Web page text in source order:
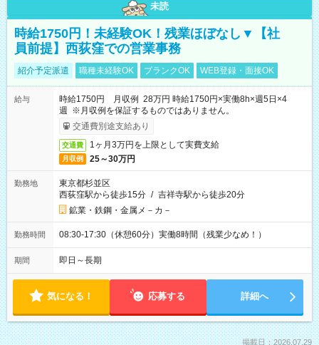
未読
時給1750円！未経験OK！残業ほぼなし▼【社
員前提】西荻窪での営業事務
紹介予定派遣 職種未経験OK ブランクOK WEB登録・面接OK
給与
時給1750円 月収例 28万円 時給1750円×実働8h×週5日×4
週 ※月収例を保証するものではありません。
交通費別途支給あり
交通費 1ヶ月3万円を上限として実費支給
月収例 25～30万円
勤務地
東京都杉並区
西荻窪駅から徒歩15分 / 吉祥寺駅から徒歩20分
鉱業・鉄鋼・金属メ－カ－
勤務時間 08:30-17:30（休憩60分）実働8時間（残業少なめ！）
期間 即日～長期
気になる！ 応募する 詳細へ
掲載日：2026.07.29